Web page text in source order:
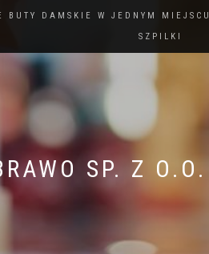
BUTY DAMSKIE W JEDNYM MIEJSCU
SZPILKI
SP. Z O.O.